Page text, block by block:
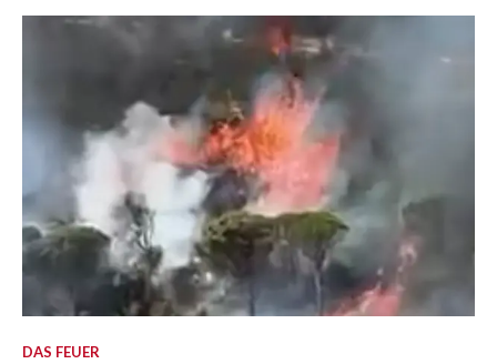
DAS FEUER